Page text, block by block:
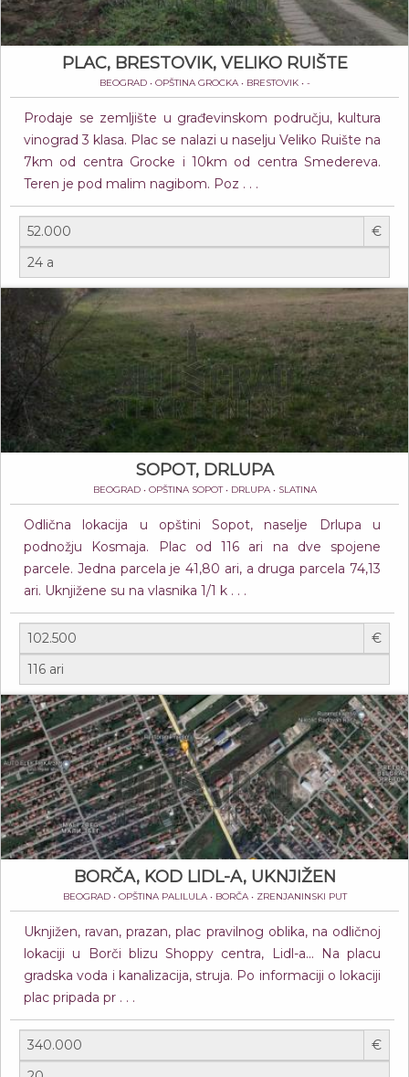
PLAC, BRESTOVIK, VELIKO RUIŠTE
BEOGRAD • OPŠTINA GROCKA • BRESTOVIK • -
Prodaje se zemljište u građevinskom području, kultura
vinograd 3 klasa. Plac se nalazi u naselju Veliko Ruište na
7km od centra Grocke i 10km od centra Smedereva.
Teren je pod malim nagibom. Poz . . .
€
SOPOT, DRLUPA
BEOGRAD • OPŠTINA SOPOT • DRLUPA • SLATINA
Odlična lokacija u opštini Sopot, naselje Drlupa u
podnožju Kosmaja. Plac od 116 ari na dve spojene
parcele. Jedna parcela je 41,80 ari, a druga parcela 74,13
ari. Uknjižene su na vlasnika 1/1 k . . .
€
BORČA, KOD LIDL-A, UKNJIŽEN
BEOGRAD • OPŠTINA PALILULA • BORČA • ZRENJANINSKI PUT
Uknjižen, ravan, prazan, plac pravilnog oblika, na odličnoj
lokaciji u Borči blizu Shoppy centra, Lidl-a... Na placu
gradska voda i kanalizacija, struja. Po informaciji o lokaciji
plac pripada pr . . .
€